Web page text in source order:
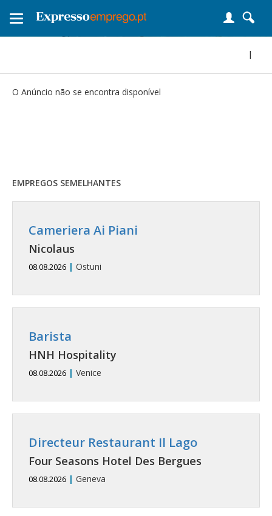
Toggle
|
O Anúncio não se encontra disponível
EMPREGOS SEMELHANTES
Cameriera Ai Piani
Nicolaus
08.08.2026 | Ostuni
Barista
HNH Hospitality
08.08.2026 | Venice
Directeur Restaurant Il Lago
Four Seasons Hotel Des Bergues
08.08.2026 | Geneva